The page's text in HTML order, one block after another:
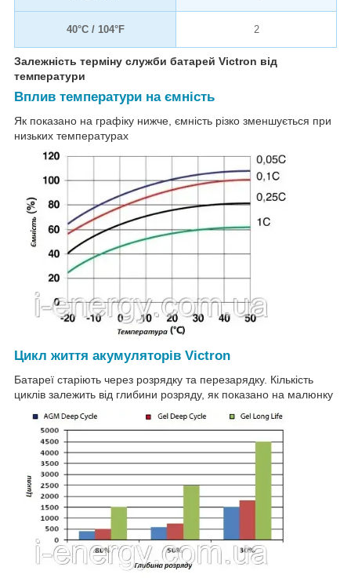
40°C / 104°F 2
Залежність терміну служби батарей Victron від
температури
Вплив температури на ємність
Як показано на графіку нижче, ємність різко зменшується при
низьких температурах
Цикл життя акумуляторів Victron
Батареї старіють через розрядку та перезарядку. Кількість
циклів залежить від глибини розряду, як показано на малюнку